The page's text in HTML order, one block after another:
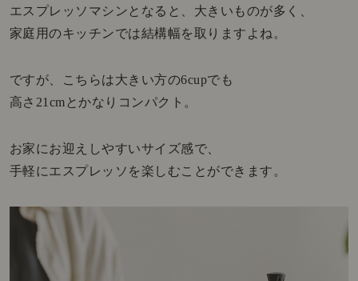
エスプレッソマシンとなると、大きいものが多く、
家庭用のキッチンでは結構幅を取りますよね。
ですが、こちらは大きい方の6cupでも
高さ21cmとかなりコンパクト。
お家にお迎えしやすいサイズ感で、
手軽にエスプレッソを楽しむことができます。